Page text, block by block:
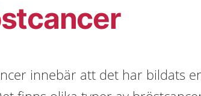
innebär att det har bildats